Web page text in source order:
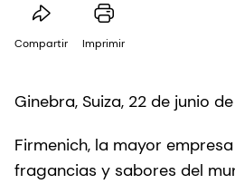
Compartir Imprimir
Ginebra, Suiza, 22 de junio
Firmenich, la mayor
fragancias y sabores del